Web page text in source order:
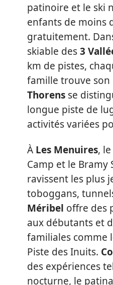
patinoire et le ski
enfants de moins
gratuitement.
skiable des3
km de pistes,
famille trouve son
Thorens se
longue piste de
activités variées
À Les Menuires,
Camp et le Bramy
ravissent les plus
toboggans,
Méribel offre des
aux débutants et
familiales comme
Piste des Inuits.
des expériences
nocturne, le